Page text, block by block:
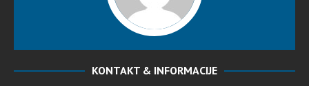
KONTAKT & INFORMACIJE